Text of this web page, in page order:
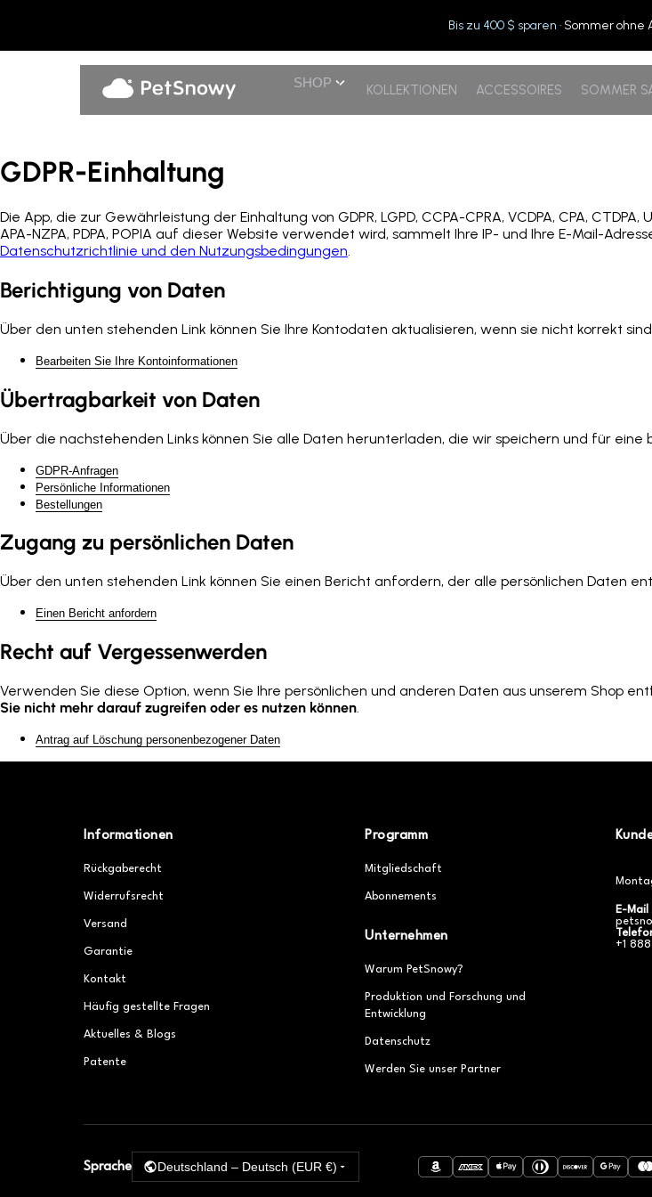
Bis zu 400 $ sparen · Sommer ohne
SHOP KOLLEKTIONEN ACCESSOIRES SOMMER
GDPR-Einhaltung
Die App, die zur Gewährleistung der Einhaltung von GDPR, LGPD, CCPA-CPRA, VCDPA, CPA, CTDPA,
APA-NZPA, PDPA, POPIA auf dieser Website verwendet wird, sammelt Ihre IP- und Ihre E-Mail-
Datenschutzrichtlinie und den Nutzungsbedingungen.
Berichtigung von Daten
Über den unten stehenden Link können Sie Ihre Kontodaten aktualisieren, wenn sie nicht korrekt sind.
Bearbeiten Sie Ihre Kontoinformationen
Übertragbarkeit von Daten
Über die nachstehenden Links können Sie alle Daten herunterladen, die wir speichern und für
GDPR-Anfragen
Persönliche Informationen
Bestellungen
Zugang zu persönlichen Daten
Über den unten stehenden Link können Sie einen Bericht anfordern, der alle persönlichen Daten
Einen Bericht anfordern
Recht auf Vergessenwerden
Verwenden Sie diese Option, wenn Sie Ihre persönlichen und anderen Daten aus unserem Shop
Sie nicht mehr darauf zugreifen oder es nutzen können.
Antrag auf Löschung personenbezogener Daten
Informationen
Rückgaberecht
Widerrufsrecht
Versand
Garantie
Kontakt
Häufig gestellte Fragen
Aktuelles & Blogs
Patente
Programm
Mitgliedschaft
Abonnements
Unternehmen
Warum PetSnowy?
Produktion und Forschung und
Entwicklung
Datenschutz
Werden Sie unser Partner
E-Mail
+1
Sprache Deutschland – Deutsch (EUR €)